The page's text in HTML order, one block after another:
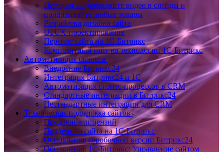
Истории — добавляйте видео в слайды и
привязывайте любые товары
Разработка дизайна сайта
UI/UX-проектирование
Перенос сайта на 1С-Битрикс
Композитный сайт на технологии 1С-Битрикс
Автоматизация бизнеса
Внедрение Битрикс24
Интеграция Битрикс24 и 1С
Автоматизация бизнес-процессов в CRM
Стандартные интеграции в Битрикс24
Нестандартные интеграции для CRM
Техническая поддержка сайтов
Продление лицензий
Поддержка сайта на 1С-Битрикс
Обновление коробочной версии Битрикс24
Обновление 1С-Битрикс: Управление сайтом